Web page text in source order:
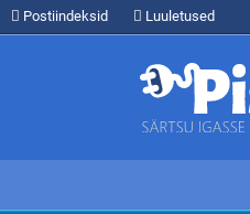
Postiindeksid Luuletused